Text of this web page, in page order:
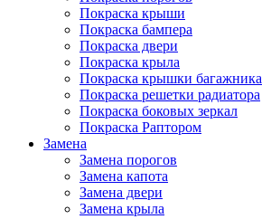
Покраска крыши
Покраска бампера
Покраска двери
Покраска крыла
Покраска крышки багажника
Покраска решетки радиатора
Покраска боковых зеркал
Покраска Раптором
Замена
Замена порогов
Замена капота
Замена двери
Замена крыла